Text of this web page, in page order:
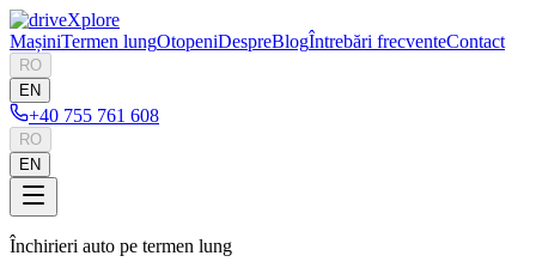
MașiniTermen lungOtopeniDespreBlogÎntrebări frecventeContact
RO
EN
+40 755 761 608
RO
EN
Închirieri auto pe termen lung